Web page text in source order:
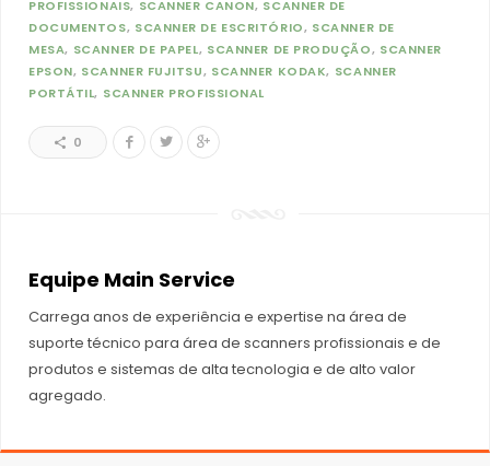
PROFISSIONAIS SCANNER CANON SCANNER DE
DOCUMENTOS SCANNER DE ESCRITÓRIO
SCANNER DE
MESA SCANNER DE PAPEL SCANNER DE PRODUÇÃO
SCANNER
EPSON SCANNER FUJITSU SCANNER KODAK SCANNER
PORTÁTIL SCANNER PROFISSIONAL
0
Equipe Main Service
Carrega anos de experiência e expertise na área de
suporte técnico para área de scanners profissionais e de
produtos e sistemas de alta tecnologia e de alto valor
agregado.